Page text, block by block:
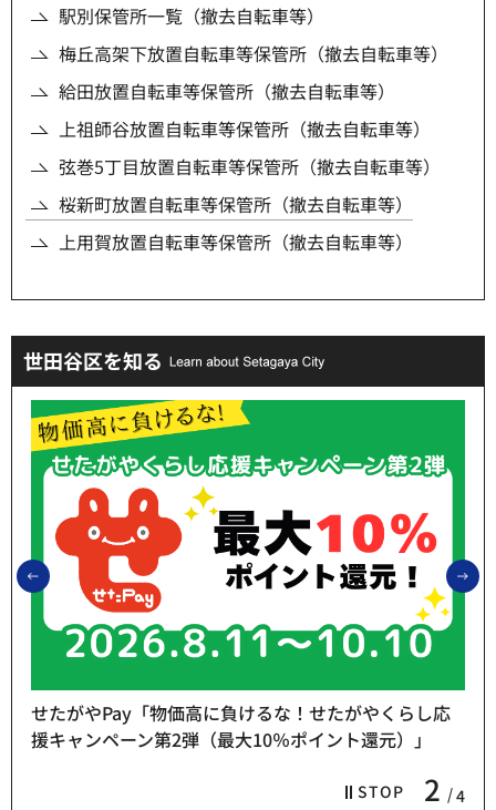
駅別保管所一覧（撤去自転車等）
梅丘高架下放置自転車等保管所（撤去自転車等）
給田放置自転車等保管所（撤去自転車等）
上祖師谷放置自転車等保管所（撤去自転車等）
弦巻5丁目放置自転車等保管所（撤去自転車等）
桜新町放置自転車等保管所（撤去自転車等）
上用賀放置自転車等保管所（撤去自転車等）
世田谷区を知る
前のスライドを表示
STOP 2 4
せたがやPay「物価高に負けるな！せたがやくらし応
援キャンペーン第2弾（最大10％ポイント還元）」